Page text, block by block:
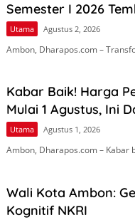
Semester I 2026
Utama Agustus 2, 2026
Ambon, Dharapos.com –
Kabar Baik! Harga
Mulai 1 Agustus, Ini
Utama Agustus 1, 2026
Ambon, Dharapos.com –
Wali Kota Ambon:
Kognitif NKRI